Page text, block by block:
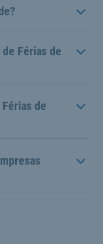
Férias de
de